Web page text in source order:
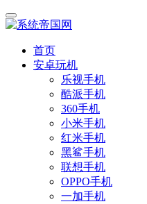
首页
安卓玩机
乐视手机
酷派手机
360手机
小米手机
红米手机
黑鲨手机
联想手机
OPPO手机
一加手机